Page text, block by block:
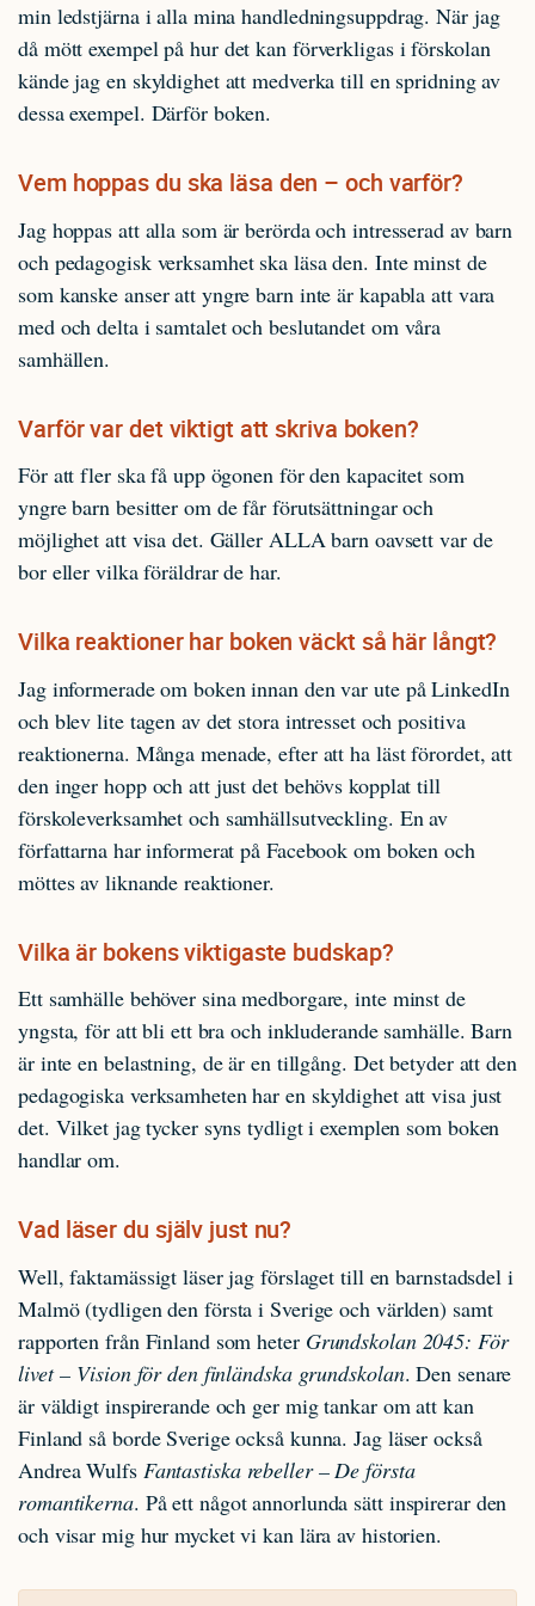
min ledstjärna i alla mina handledningsuppdrag. När jag
då mött exempel på hur det kan förverkligas i förskolan
kände jag en skyldighet att medverka till en spridning av
dessa exempel. Därför boken.
Vem hoppas du ska läsa den – och varför?
Jag hoppas att alla som är berörda och intresserad av barn
och pedagogisk verksamhet ska läsa den. Inte minst de
som kanske anser att yngre barn inte är kapabla att vara
med och delta i samtalet och beslutandet om våra
samhällen.
Varför var det viktigt att skriva boken?
För att fler ska få upp ögonen för den kapacitet som
yngre barn besitter om de får förutsättningar och
möjlighet att visa det. Gäller ALLA barn oavsett var de
bor eller vilka föräldrar de har.
Vilka reaktioner har boken väckt så här långt?
Jag informerade om boken innan den var ute på LinkedIn
och blev lite tagen av det stora intresset och positiva
reaktionerna. Många menade, efter att ha läst förordet, att
den inger hopp och att just det behövs kopplat till
förskoleverksamhet och samhällsutveckling. En av
författarna har informerat på Facebook om boken och
möttes av liknande reaktioner.
Vilka är bokens viktigaste budskap?
Ett samhälle behöver sina medborgare, inte minst de
yngsta, för att bli ett bra och inkluderande samhälle. Barn
är inte en belastning, de är en tillgång. Det betyder att den
pedagogiska verksamheten har en skyldighet att visa just
det. Vilket jag tycker syns tydligt i exemplen som boken
handlar om.
Vad läser du själv just nu?
Well, faktamässigt läser jag förslaget till en barnstadsdel i
Malmö (tydligen den första i Sverige och världen) samt
rapporten från Finland som heter Grundskolan 2045: För
livet – Vision för den finländska grundskolan. Den senare
är väldigt inspirerande och ger mig tankar om att kan
Finland så borde Sverige också kunna. Jag läser också
Andrea Wulfs Fantastiska rebeller – De första
romantikerna. På ett något annorlunda sätt inspirerar den
och visar mig hur mycket vi kan lära av historien.